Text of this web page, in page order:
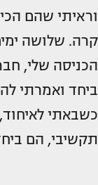
וראיתי שהם
קרה. שלושה
הכניסה שלי,
ביחד ואמרתי
כשבאתי
תקשיבי, הם